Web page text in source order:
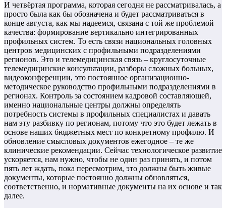
И четвёртая программа, которая сегодня не рассматривалась, а
просто была как бы обозначена и будет рассматриваться в
конце августа, как мы надеемся, связана с той же проблемой
качества: формирование вертикально интегрированных
профильных систем. То есть связи национальных головных
центров медицинских с профильными подразделениями
регионов. Это и телемедицинская связь – круглосуточные
телемедицинские консультации, разборы сложных больных,
видеоконференции, это постоянное организационно-
методическое руководство профильными подразделениями в
регионах. Контроль за состоянием кадровой составляющей,
именно национальные центры должны определять
потребность системы в профильных специалистах и давать
нам эту разбивку по регионам, потому что это будет лежать в
основе наших бюджетных мест по конкретному профилю. И
обновление смысловых документов ежегодное – те же
клинические рекомендации. Сейчас технологическое развитие
ускоряется, нам нужно, чтобы не один раз принять, и потом
пять лет ждать, пока пересмотрим, это должны быть живые
документы, которые постоянно должны обновляться,
соответственно, и нормативные документы на их основе и так
далее.